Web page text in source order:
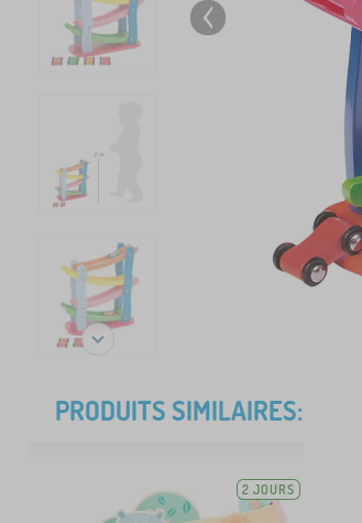
PRODUITS SIMILAIRES:
2 JOURS